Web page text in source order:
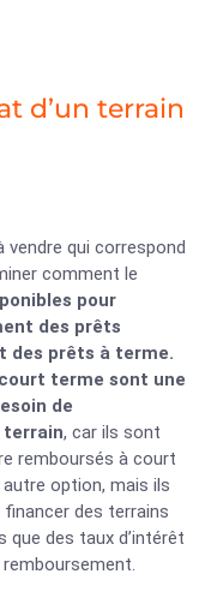
d’un terrain
qui correspond
comment le
pour
des prêts
des prêts à terme.
terme sont une
de
terrain, car ils sont
remboursés à court
option, mais ils
des terrains
des taux d’intérêt